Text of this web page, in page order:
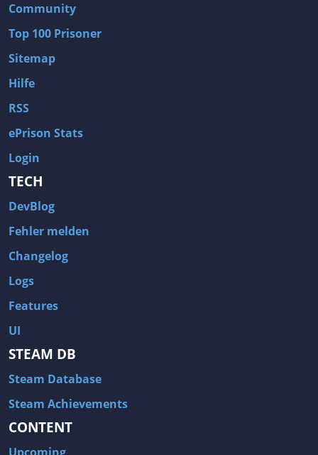
Community
Top 100 Prisoner
Sitemap
Hilfe
RSS
ePrison Stats
Login
TECH
DevBlog
Fehler melden
Changelog
Logs
Features
UI
STEAM DB
Steam Database
Steam Achievements
CONTENT